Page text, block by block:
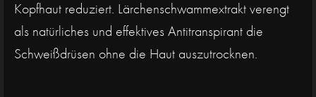
Kopfhaut reduziert. Lärchenschwammextrakt verengt
als natürliches und effektives Antitranspirant die
Schweißdrüsen ohne die Haut auszutrocknen.